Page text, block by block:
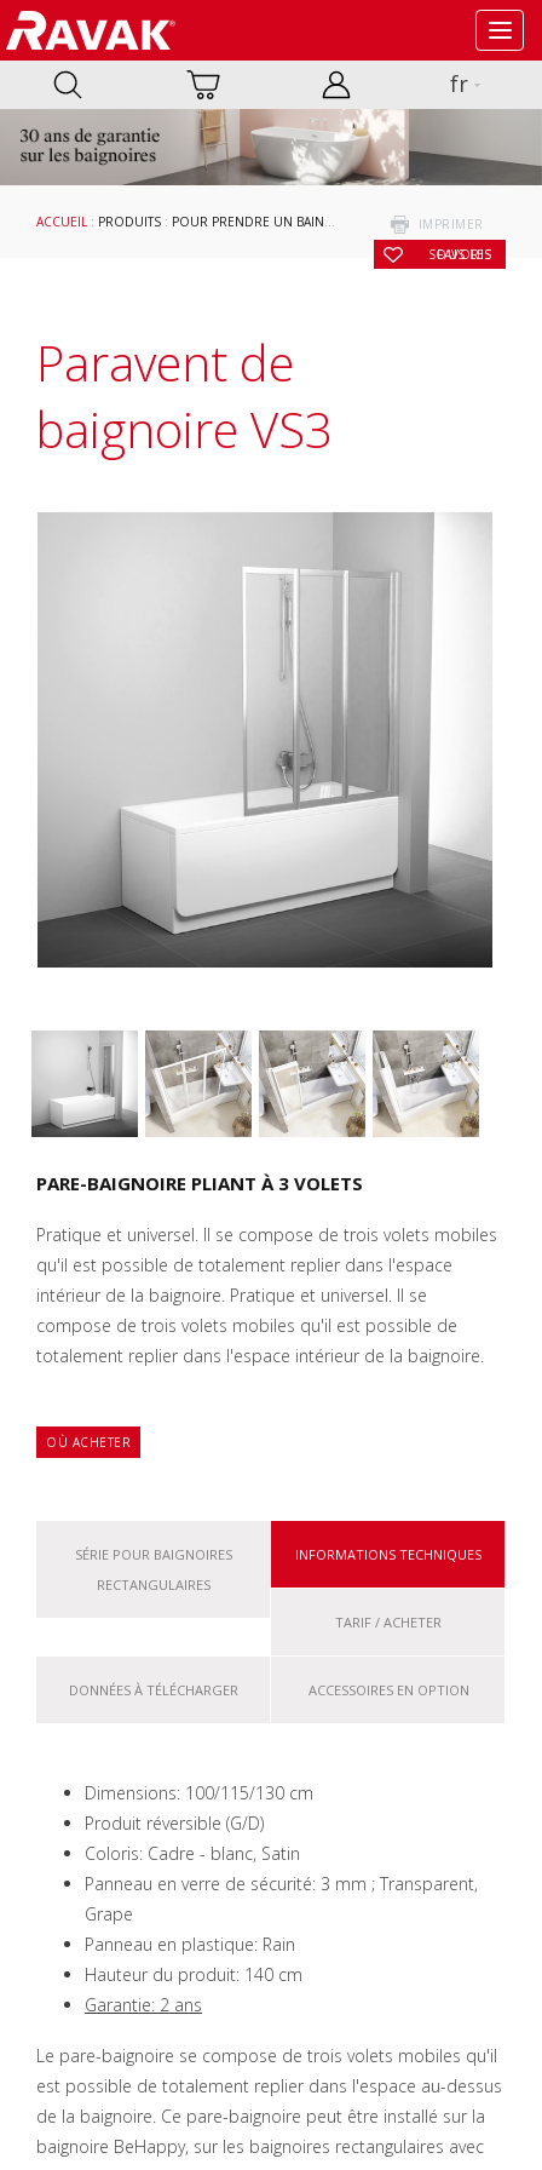
fr
IMPRIMER
SOUS LES FAVORIS
ACCUEIL : PRODUITS : POUR PRENDRE UN BAIN PARAVENTS DE BAIGNOIRE ET
Paravent de
baignoire VS3
PARE-BAIGNOIRE PLIANT À 3 VOLETS
Pratique et universel. Il se compose de trois volets mobiles
qu'il est possible de totalement replier dans l'espace
intérieur de la baignoire. Pratique et universel. Il se
compose de trois volets mobiles qu'il est possible de
totalement replier dans l'espace intérieur de la baignoire.
OÙ ACHETER
SÉRIE POUR BAIGNOIRES
RECTANGULAIRES
INFORMATIONS TECHNIQUES
TARIF / ACHETER
DONNÉES À TÉLÉCHARGER ACCESSOIRES EN OPTION
Dimensions: 100/115/130 cm
Produit réversible (G/D)
Coloris: Cadre - blanc, Satin
Panneau en verre de sécurité: 3 mm ; Transparent,
Grape
Panneau en plastique: Rain
Hauteur du produit: 140 cm
Garantie: 2 ans
Le pare-baignoire se compose de trois volets mobiles qu'il
est possible de totalement replier dans l'espace au-dessus
de la baignoire. Ce pare-baignoire peut être installé sur la
baignoire BeHappy, sur les baignoires rectangulaires avec